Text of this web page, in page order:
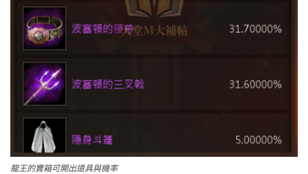
龍王的寶箱可開出道具與機率